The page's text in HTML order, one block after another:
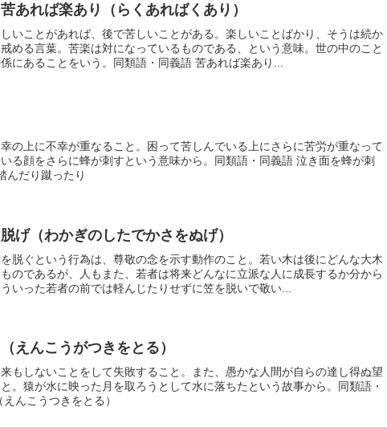
あれば楽あり（らくあればくあり）
いことがあれば、後で苦しいことがある。楽しいことばかり、そうは続か
める言葉。苦楽は対になっているものである、という意味。世の中のこと
にあることをいう。同類語・同義語 苦あれば楽あり...
の上に不幸が重なること。困って苦しんでいる上にさらに苦労が重なって
る顔をさらに蜂が刺すという意味から。同類語・同義語 泣き面を蜂が刺
んだり蹴ったり
げ（わかぎのしたでかさをぬげ）
脱ぐという行為は、尊敬の念を示す動作のこと。若い木は後にどんな大木
のであるが、人もまた、若者は将来どんなに立派な人に成長するか分から
いった若者の前では軽んじたりせずに笠を脱いで敬い...
えんこうがつきをとる）
もしないことをして失敗すること。また、愚かな人間が自らの達し得ぬ望
。猿が水に映った月を取ろうとして水に落ちたという故事から。同類語・
んこうつきをとる）